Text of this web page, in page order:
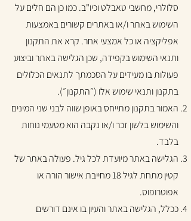
סלולרי, מחשבי טאבלט וכיו"ב. כמו כן הם חלים על
השימוש באתר ו/או באתרים קשורים באמצעות
אפליקציה או כל אמצעי אחר. קרא את התקנון
ותנאי השימוש בקפידה, שכן הגלישה באתר וביצוע
פעולות בו מעידים על הסכמתך לתנאים הכלולים
בתקנון ותנאי שימוש אלו (״התקנון״).
האמור בתקנון מתייחס באופן שווה לבני שני המינים
והשימוש בלשון זכר ו/או נקבה הוא מטעמי נוחות
בלבד.
הגלישה באתר מיועדת לכל גיל. פעולה באתר של
קטין מתחת לגיל 18 מחייבת אישור הורה או
אפוטרופוס.
ככלל, הגלישה באתר והעיון בו אינם דורשים